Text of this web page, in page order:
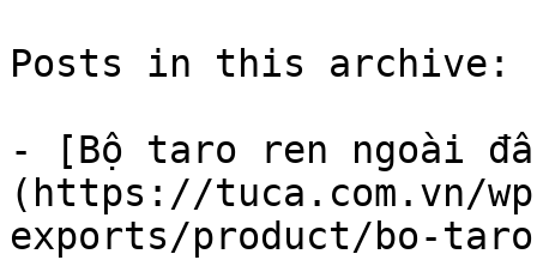
Posts in this archive:
- [Bộ taro ren ngoài
(https://tuca.com.vn/
exports/product/bo-